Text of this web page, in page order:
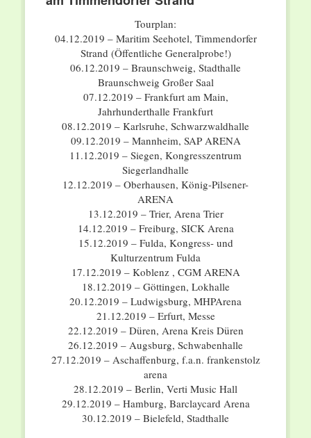
Tourplan:
04.12.2019 – Maritim Seehotel, Timmendorfer
Strand (Öffentliche Generalprobe!)
06.12.2019 – Braunschweig, Stadthalle
Braunschweig Großer Saal
07.12.2019 – Frankfurt am Main,
Jahrhunderthalle Frankfurt
08.12.2019 – Karlsruhe, Schwarzwaldhalle
09.12.2019 – Mannheim, SAP ARENA
11.12.2019 – Siegen, Kongresszentrum
Siegerlandhalle
12.12.2019 – Oberhausen, König-Pilsener-
ARENA
13.12.2019 – Trier, Arena Trier
14.12.2019 – Freiburg, SICK Arena
15.12.2019 – Fulda, Kongress- und
Kulturzentrum Fulda
17.12.2019 – Koblenz , CGM ARENA
18.12.2019 – Göttingen, Lokhalle
20.12.2019 – Ludwigsburg, MHPArena
21.12.2019 – Erfurt, Messe
22.12.2019 – Düren, Arena Kreis Düren
26.12.2019 – Augsburg, Schwabenhalle
27.12.2019 – Aschaffenburg, f.a.n. frankenstolz
arena
28.12.2019 – Berlin, Verti Music Hall
29.12.2019 – Hamburg, Barclaycard Arena
30.12.2019 – Bielefeld, Stadthalle